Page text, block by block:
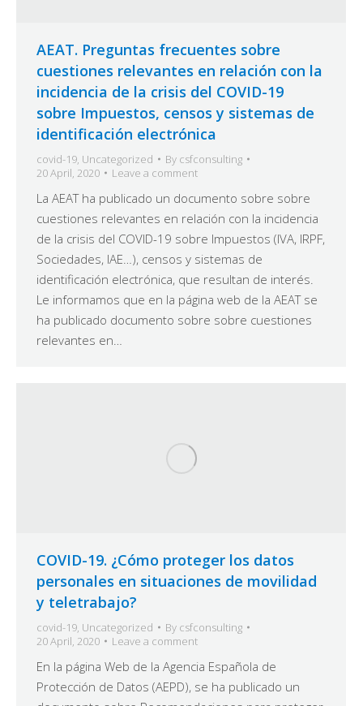
AEAT. Preguntas frecuentes sobre
cuestiones relevantes en relación con la
incidencia de la crisis del COVID-19
sobre Impuestos, censos y sistemas de
identificación electrónica
covid-19, Uncategorized By csfconsulting
20 April, 2020
Leave a comment
La AEAT ha publicado un documento sobre sobre
cuestiones relevantes en relación con la incidencia
de la crisis del COVID-19 sobre Impuestos (IVA, IRPF,
Sociedades, IAE…), censos y sistemas de
identificación electrónica, que resultan de interés.
Le informamos que en la página web de la AEAT se
ha publicado documento sobre sobre cuestiones
relevantes en…
COVID-19. ¿Cómo proteger los datos
personales en situaciones de movilidad
y teletrabajo?
covid-19, Uncategorized By csfconsulting
20 April, 2020
Leave a comment
En la página Web de la Agencia Española de
Protección de Datos (AEPD), se ha publicado un